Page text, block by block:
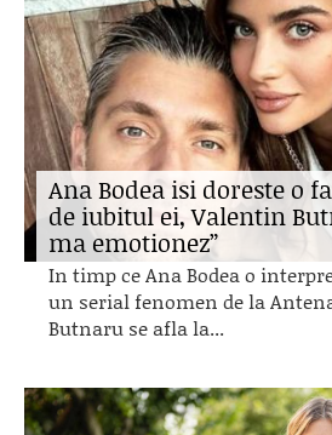
Ana Bodea isi doreste o
de iubitul ei, Valentin
ma emotionez”
In timp ce Ana Bodea o
un serial fenomen de la
Butnaru se afla la...